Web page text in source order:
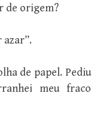
de origem?
azar”.
de papel. Pediu
meu fraco